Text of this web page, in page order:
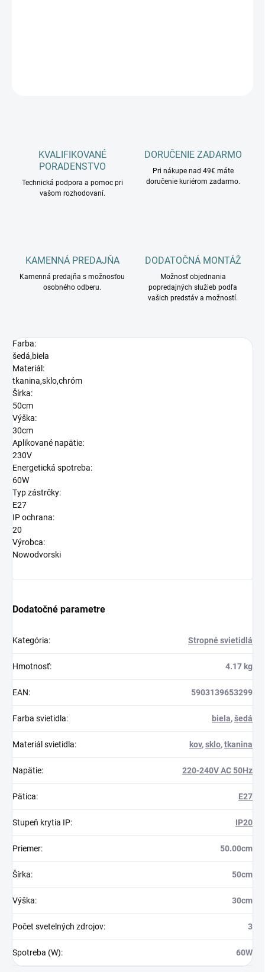
KVALIFIKOVANÉ
PORADENSTVO
Technická podpora a pomoc pri
vašom rozhodovaní.
DORUČENIE ZADARMO
Pri nákupe nad 49€ máte
doručenie kuriérom zadarmo.
KAMENNÁ PREDAJŇA
Kamenná predajňa s možnosťou
osobného odberu.
DODATOČNÁ MONTÁŽ
Možnosť objednania
popredajných služieb podľa
vašich predstáv a možností.
Farba:
šedá,biela
Materiál:
tkanina,sklo,chróm
Šírka:
50cm
Výška:
30cm
Aplikované napätie:
230V
Energetická spotreba:
60W
Typ zástrčky:
E27
IP ochrana:
20
Výrobca:
Nowodvorski
Dodatočné parametre
Kategória: Stropné svietidlá
Hmotnosť: 4.17 kg
EAN: 5903139653299
Farba svietidla: biela,šedá
Materiál svietidla: kov,sklo,tkanina
Napätie: 220-240V AC 50Hz
Pätica: E27
Stupeň krytia IP: IP20
Priemer: 50.00cm
Šírka: 50cm
Výška: 30cm
Počet svetelných zdrojov: 3
Spotreba (W): 60W